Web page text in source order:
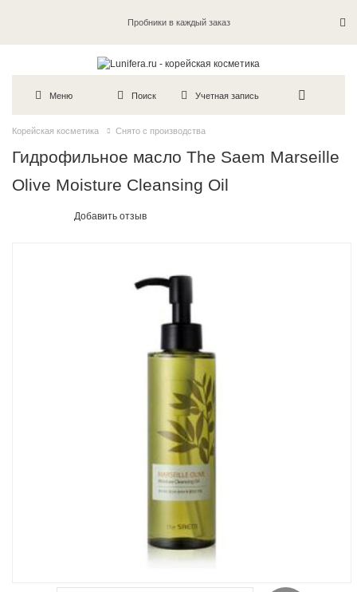
Пробники в каждый заказ
Меню Поиск Учетная запись
Корейская косметика Снято с производства
Гидрофильное масло The Saem Marseille
Olive Moisture Cleansing Oil
Добавить отзыв